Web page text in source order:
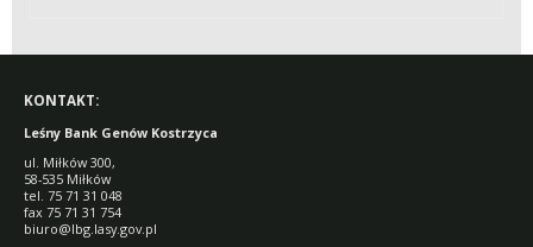
KONTAKT:
Leśny Bank Genów Kostrzyca
ul. Miłków 300,
58-535 Miłków
tel. 75 71 31 048
fax 75 71 31 754
biuro@lbg.lasy.gov.pl